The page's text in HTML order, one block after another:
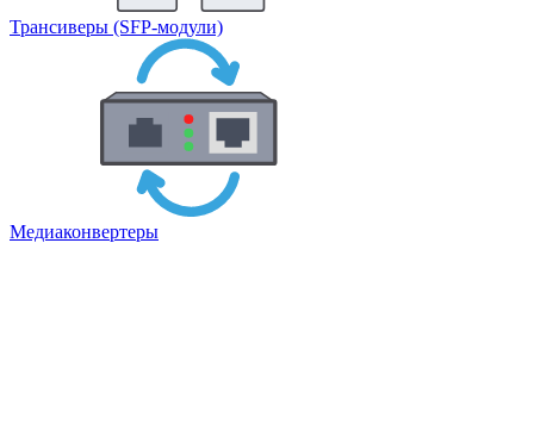
Трансиверы (SFP-модули)
Медиаконвертеры